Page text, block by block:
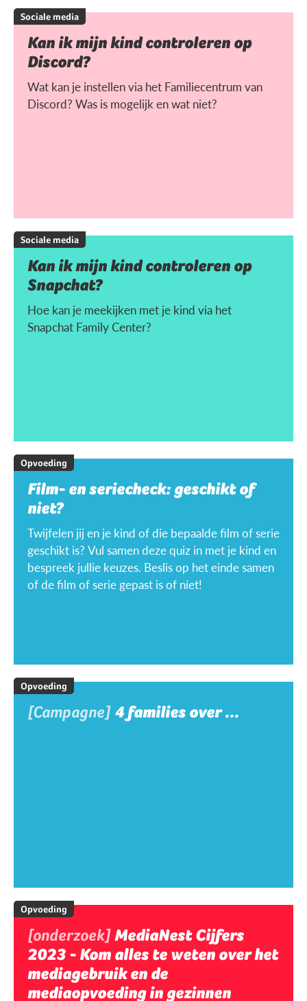
Sociale media
Kan ik mijn kind controleren op
Discord?
Wat kan je instellen via het Familiecentrum van
Discord? Was is mogelijk en wat niet?
Sociale media
Kan ik mijn kind controleren op
Snapchat?
Hoe kan je meekijken met je kind via het
Snapchat Family Center?
Opvoeding
Film- en seriecheck: geschikt of
niet?
Twijfelen jij en je kind of die bepaalde film of serie
geschikt is? Vul samen deze quiz in met je kind en
bespreek jullie keuzes. Beslis op het einde samen
of de film of serie gepast is of niet!
Opvoeding
[Campagne] 4 families over ...
Opvoeding
[onderzoek]MediaNest Cijfers
2023 - Kom alles te weten over het
mediagebruik en de
mediaopvoeding in gezinnen